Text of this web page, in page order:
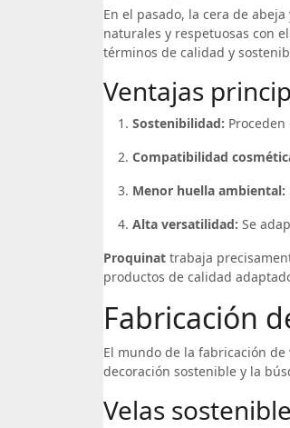
En el pasado, la cera de
naturales y respetuosas con
términos de calidad y
Ventajas
Sostenibilidad:
Compatibilidad
Menor huella ambiental:
Alta versatilidad: Se
Proquinat trabaja
productos de calidad
Fabricación
El mundo de la fabricación
decoración sostenible y la
Velas